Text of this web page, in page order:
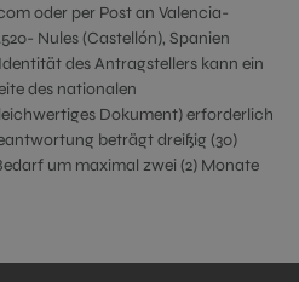
oder per Post an Valencia-
Nules (Castellón), Spanien
des Antragstellers kann ein
des nationalen
Dokument) erforderlich
beträgt dreißig (30)
um maximal zwei (2) Monate